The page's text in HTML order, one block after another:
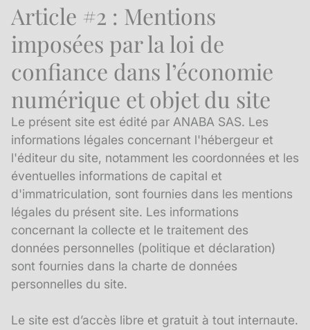
Article #2 : Mentions
imposées par la loi de
confiance dans l’économie
numérique et objet du site
Le présent site est édité par ANABA SAS. Les
informations légales concernant l'hébergeur et
l'éditeur du site, notamment les coordonnées et les
éventuelles informations de capital et
d'immatriculation, sont fournies dans les mentions
légales du présent site. Les informations
concernant la collecte et le traitement des
données personnelles (politique et déclaration)
sont fournies dans la charte de données
personnelles du site.
Le site est d’accès libre et gratuit à tout internaute.